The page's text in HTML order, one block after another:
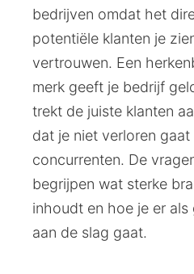
bedrijven omdat het
potentiële klanten je
vertrouwen. Een
merk geeft je bedrijf
trekt de juiste klanten
dat je niet verloren
concurrenten. De
begrijpen wat sterke
inhoudt en hoe je er
aan de slag gaat.